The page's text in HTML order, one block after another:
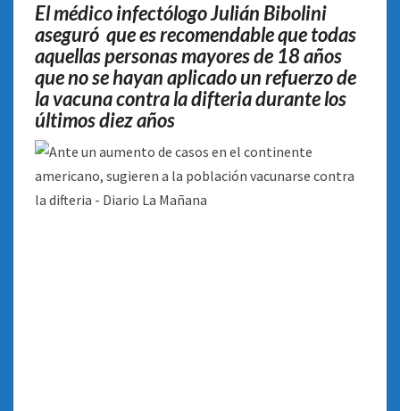
VACUNARSE
CONTRA
LA
DIFTERIA
El médico infectólogo Julián Bibolini
aseguró que es recomendable que todas
aquellas personas mayores de 18 años
que no se hayan aplicado un refuerzo de
la vacuna contra la difteria durante los
últimos diez años